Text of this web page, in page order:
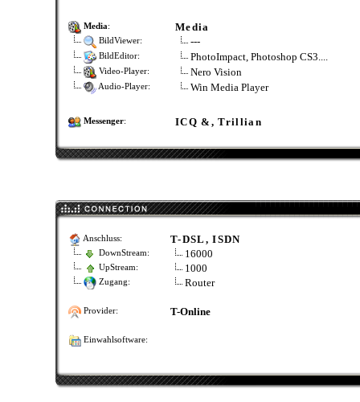
Media: Media
BildViewer: ---
BildEditor: PhotoImpact, Photoshop CS3....
Video-Player: Nero Vision
Audio-Player: Win Media Player
Messenger: ICQ &, Trillian
Anschluss: T-DSL, ISDN
DownStream: 16000
UpStream: 1000
Zugang: Router
Provider: T-Online
Einwahlsoftware: